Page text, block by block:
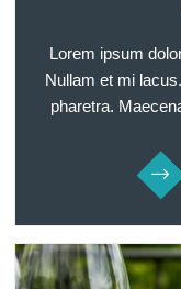
Lorem ipsum
Nullam et mi
pharetra.
orci. Nulla
accumsan tellus
lobortis ac ex a,